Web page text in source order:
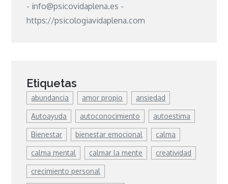
- info@psicovidaplena.es -
https://psicologiavidaplena.com
Etiquetas
abundancia amor propio ansiedad
Autoayuda autoconocimiento autoestima
Bienestar bienestar emocional calma
calma mental calmar la mente creatividad
crecimiento personal